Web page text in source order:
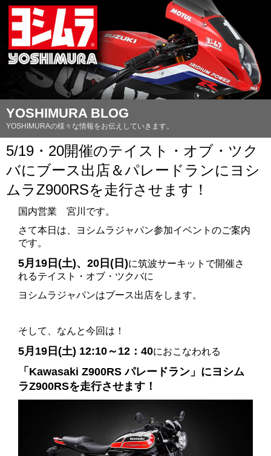
YOSHIMURA BLOG
YOSHIMURAの様々な情報をお伝えしていきます。
5/19・20開催のテイスト・オブ・ツク
バにブース出店＆パレードランにヨシ
ムラZ900RSを走行させます！
国内営業 宮川です。
さて本日は、ヨシムラジャパン参加イベントのご案内
です。
5月19日(土)、20日(日)に筑波サーキットで開催さ
れるテイスト・オブ・ツクバに
ヨシムラジャパンはブース出店をします。
そして、なんと今回は！
5月19日(土) 12:10～12：40におこなわれる
「Kawasaki Z900RS パレードラン」にヨシム
ラZ900RSを走行させます！